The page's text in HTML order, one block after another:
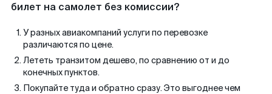
билет на самолет без комиссии?
У разных авиакомпаний услуги по перевозке
различаются по цене.
Лететь транзитом дешево, по сравнению от и до
конечных пунктов.
Покупайте туда и обратно сразу. Это выгоднее чем